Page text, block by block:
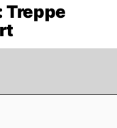
Treppe